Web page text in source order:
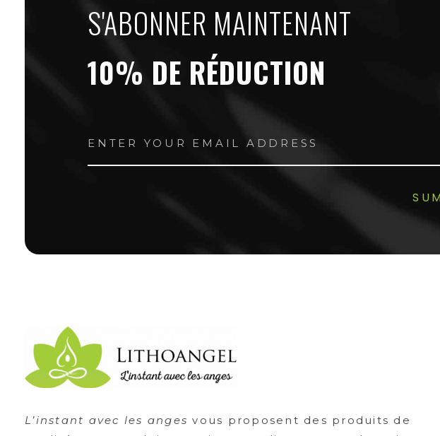
S'ABONNER MAINTENANT
10% DE RÉDUCTION
L’instant avec les anges vous proposent des produits de